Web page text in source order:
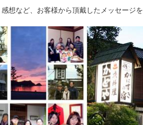
想など、お客様から頂戴したメッセージ